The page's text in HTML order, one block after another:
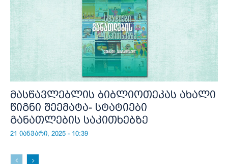
მასწავლებლის ბიბლიოთეკას ახალი
წიგნი შეემატა- სტატიები
განათლების საკითხებზე
21 იანვარი, 2025 - 10:39